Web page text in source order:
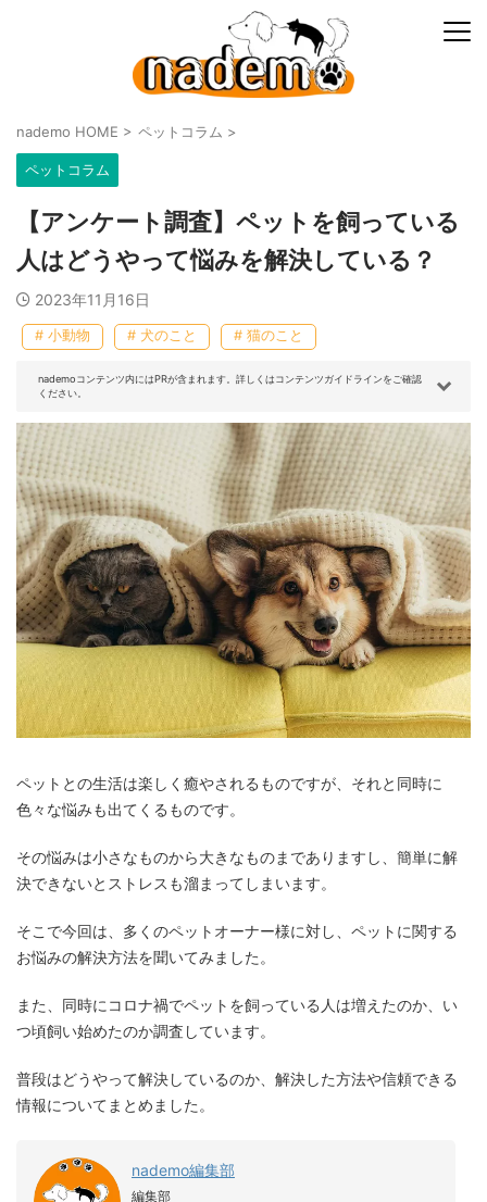
nademo HOME > ペットコラム >
ペットコラム
【アンケート調査】ペットを飼っている
人はどうやって悩みを解決している？
2023年11月16日
# 小動物 # 犬のこと # 猫のこと
nademoコンテンツ内にはPRが含まれます。詳しくはコンテンツガイドラインをご確認
ください。
ペットとの生活は楽しく癒やされるものですが、それと同時に
色々な悩みも出てくるものです。
その悩みは小さなものから大きなものまでありますし、簡単に解
決できないとストレスも溜まってしまいます。
そこで今回は、多くのペットオーナー様に対し、ペットに関する
お悩みの解決方法を聞いてみました。
また、同時にコロナ禍でペットを飼っている人は増えたのか、い
つ頃飼い始めたのか調査しています。
普段はどうやって解決しているのか、解決した方法や信頼できる
情報についてまとめました。
nademo編集部
編集部